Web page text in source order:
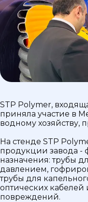
STP Polymer,
приняла участие в
водному хозяйству,
На стенде STP
продукции завода -
назначения: трубы
давлением,
трубы для
оптических кабелей
повреждений.